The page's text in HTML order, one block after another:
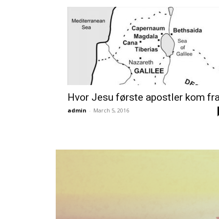
Hvor Jesu første apostler kom
admin - March 5, 2016